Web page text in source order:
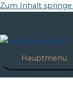
Zum Inhalt
Hauptmenü